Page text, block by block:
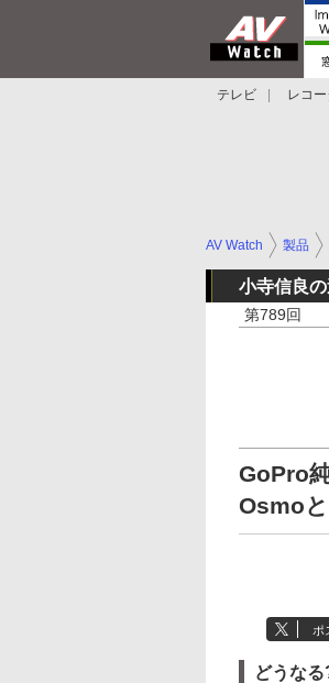
テレビ レコ
AV Watch 製品
小寺信良
第789回
GoPro
Osmo
ポ
どうな